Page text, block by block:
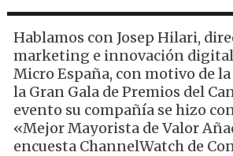
Hablamos con Josep Hilari,
marketing e innovación
Micro España, con motivo de
la Gran Gala de Premios del
evento su compañía se hizo
«Mejor Mayorista de Valor
encuesta ChannelWatch de